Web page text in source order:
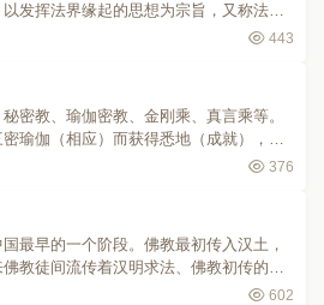
发挥法界缘起的思想为宗旨，又称法界
俨一法藏一澄观一宗密。该宗推戴杜顺443
密教、瑜伽密教、金刚乘、真言乘等。
瑜伽（相应）而获得悉地（成就），故
佛教中密教盛行，其教典总称为怛多 376
最早的一个阶段。佛教最初传入汉土，
教徒间流传着汉明求法、佛教初传的史
即已传入，两说各自发展。最后，汉明
602